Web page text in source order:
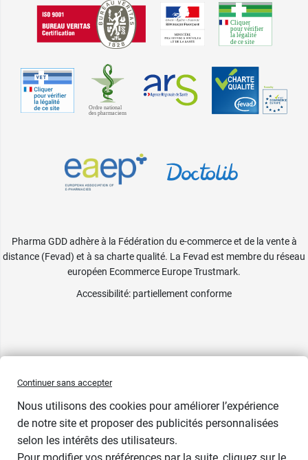
Pharma GDD adhère à la Fédération du e-commerce et de la vente à
distance (Fevad) et à sa charte qualité. La Fevad est membre du réseau
européen Ecommerce Europe Trustmark.
Accessibilité: partiellement conforme
Continuer sans accepter
Nous utilisons des cookies pour améliorer l’expérience
de notre site et proposer des publicités personnalisées
selon les intérêts des utilisateurs.